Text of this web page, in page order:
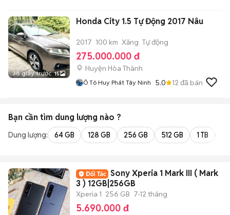
38 giây trước 15
Honda City 1.5 Tự Động 2017 Nâu
2017 100 km Xăng Tự động
275.000.000 đ
Huyện Hòa Thành
Ô Tô Huy Phát Tây Ninh 5.0 12 đã bán
Bạn cần tìm dung lượng nào ?
Dung lượng: 64 GB 128 GB 256 GB 512 GB 1 TB
Sony Xperia 1 Mark III ( Mark
3 ) 12GB|256GB
Xperia 1 256 GB 7-12 tháng
5.690.000 đ